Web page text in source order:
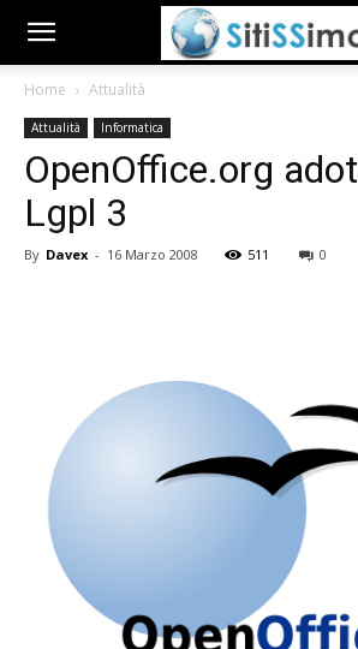
Home Attualità
Attualità Informatica
OpenOffice.org
Lgpl 3
By Davex - 16 Marzo 2008 511 0